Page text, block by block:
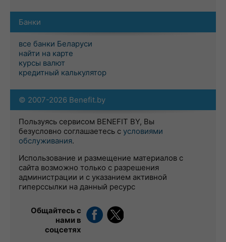
Банки
все банки Беларуси
найти на карте
курсы валют
кредитный калькулятор
© 2007-2026 Benefit.by
Пользуясь сервисом BENEFIT BY, Вы
безусловно соглашаетесь с условиями
обслуживания.
Использование и размещение материалов с
сайта возможно только с разрешения
администрации и с указанием активной
гиперссылки на данный ресурс
Общайтесь с
нами в
соцсетях